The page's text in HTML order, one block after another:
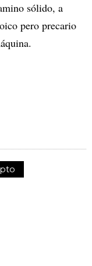
sólido, a
pero precario